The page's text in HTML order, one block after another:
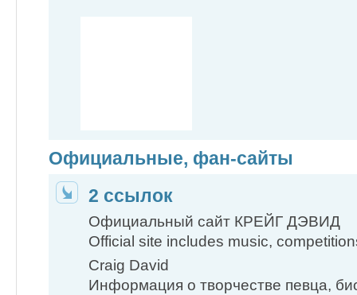
Официальные, фан-сайты
2 ссылок
Официальный сайт КРЕЙГ ДЭВИД
Official site includes music,
Craig David
Информация о творчестве певца,